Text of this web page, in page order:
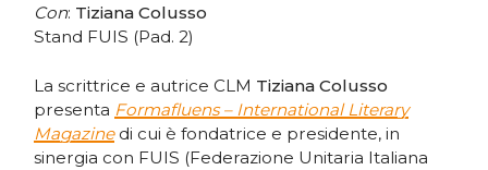
Con: Tiziana Colusso
Stand FUIS (Pad. 2)
La scrittrice e autrice CLM Tiziana Colusso
presenta Formafluens – International Literary
Magazinedi cui è fondatrice e presidente, in
sinergia con FUIS (Federazione Unitaria Italiana